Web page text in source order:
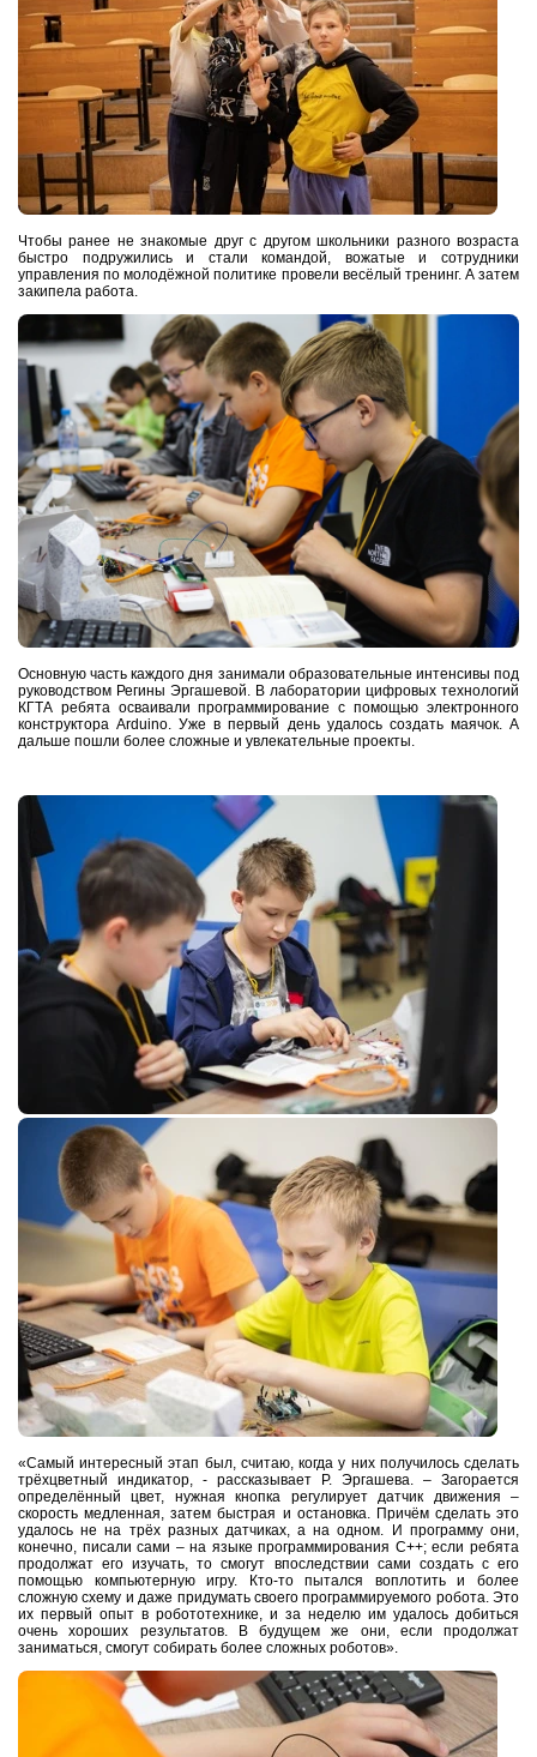
Чтобы ранее не знакомые друг с другом школьники разного возраста
быстро подружились и стали командой, вожатые и сотрудники
управления по молодёжной политике провели весёлый тренинг. А затем
закипела работа.
Основную часть каждого дня занимали образовательные интенсивы под
руководством Регины Эргашевой. В лаборатории цифровых технологий
КГТА ребята осваивали программирование с помощью электронного
конструктора Arduino. Уже в первый день удалось создать маячок. А
дальше пошли более сложные и увлекательные проекты.
«Самый интересный этап был, считаю, когда у них получилось сделать
трёхцветный индикатор, - рассказывает Р. Эргашева. – Загорается
определённый цвет, нужная кнопка регулирует датчик движения –
скорость медленная, затем быстрая и остановка. Причём сделать это
удалось не на трёх разных датчиках, а на одном. И программу они,
конечно, писали сами – на языке программирования С++; если ребята
продолжат его изучать, то смогут впоследствии сами создать с его
помощью компьютерную игру. Кто-то пытался воплотить и более
сложную схему и даже придумать своего программируемого робота. Это
их первый опыт в робототехнике, и за неделю им удалось добиться
очень хороших результатов. В будущем же они, если продолжат
заниматься, смогут собирать более сложных роботов».